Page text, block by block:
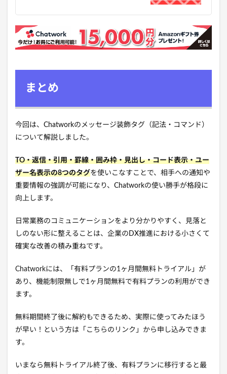
まとめ
今回は、Chatworkのメッセージ装飾タグ（記法・コマンド）
について解説しました。
TO・返信・引用・罫線・囲み枠・見出し・コード表示・ユー
ザー名表示の8つのタグを使いこなすことで、相手への通知や
重要情報の強調が可能になり、Chatworkの使い勝手が格段に
向上します。
日常業務のコミュニケーションをより分かりやすく、見落と
しのない形に整えることは、企業のDX推進における小さくて
確実な改善の積み重ねです。
Chatworkには、「有料プランの1ヶ月間無料トライアル」が
あり、機能制限無しで1ヶ月間無料で有料プランの利用ができ
ます。
無料期間終了後に解約もできるため、実際に使ってみたほう
が早い！という方は「こちらのリンク」から申し込みできま
す。
いまなら無料トライアル終了後、有料プランに移行すると最